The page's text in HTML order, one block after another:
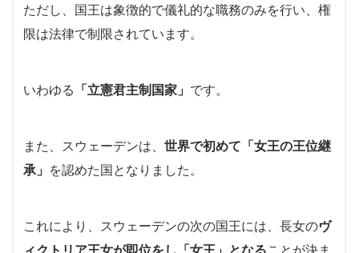
ただし、国王は象徴的で儀礼的な職務のみを行い、権
限は法律で制限されています。
いわゆる 「立憲君主制国家」 です。
また、スウェーデンは、 世界で初めて 「女王の王位継
承」 を認めた国となりました 。
これにより、スウェーデンの次の国王には、長女のヴ
ィクトリア王女が即位をし「女王」となることが決ま